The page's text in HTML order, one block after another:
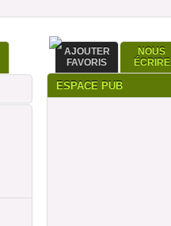
AJOUTER
FAVORIS
NOUS
ÉCRIRE
ESPACE PUB